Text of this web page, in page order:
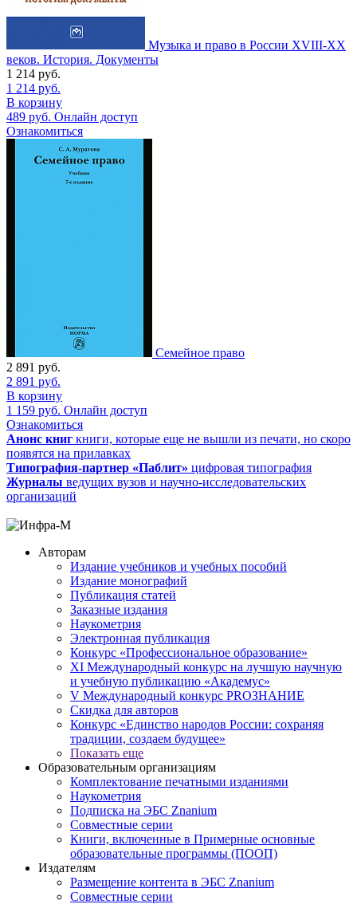
Музыка и право в России XVIII-XX
веков. История. Документы
1 214 руб.
1 214 руб.
В корзину
489 руб. Онлайн доступ
Ознакомиться
Семейное право
2 891 руб.
2 891 руб.
В корзину
1 159 руб. Онлайн доступ
Ознакомиться
Анонс книг книги, которые еще не вышли из печати, но скоро
появятся на прилавках
Типография-партнер «Паблит» цифровая типография
Журналы ведущих вузов и научно-исследовательских
организаций
Авторам
Издание учебников и учебных пособий
Издание монографий
Публикация статей
Заказные издания
Наукометрия
Электронная публикация
Конкурс «Профессиональное образование»
XI Международный конкурс на лучшую научную
и учебную публикацию «Академус»
V Международный конкурс PROЗНАНИЕ
Скидка для авторов
Конкурс «Единство народов России: сохраняя
традиции, создаем будущее»
Показать еще
Образовательным организациям
Комплектование печатными изданиями
Наукометрия
Подписка на ЭБС Znanium
Совместные серии
Книги, включенные в Примерные основные
образовательные программы (ПООП)
Издателям
Размещение контента в ЭБС Znanium
Совместные серии